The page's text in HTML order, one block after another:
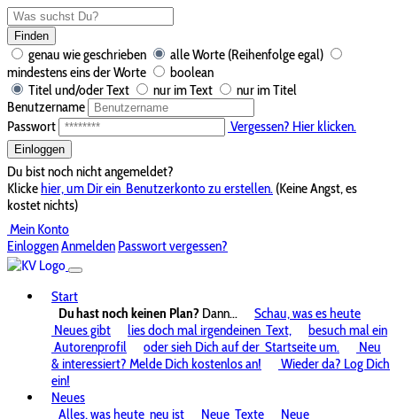
Finden
genau wie geschrieben
alle Worte (Reihenfolge egal)
mindestens eins der Worte
boolean
Titel und/oder Text
nur im Text
nur im Titel
Benutzername
Passwort
Vergessen? Hier klicken.
Einloggen
Du bist noch nicht angemeldet?
Klickehier, um Dir ein Benutzerkonto zu erstellen. (Keine Angst, es
kostet nichts)
Mein Konto
EinloggenAnmelden Passwort vergessen?
Start
Du hast noch keinen Plan? Dann...
Schau, was es heute
Neues gibt
lies doch mal irgendeinen Text,
besuch mal ein
Autorenprofil
oder sieh Dich auf der Startseite um.
Neu
& interessiert? Melde Dich kostenlos an!
Wieder da? Log Dich
ein!
Neues
Alles, was heute neu ist Neue Texte
Neue